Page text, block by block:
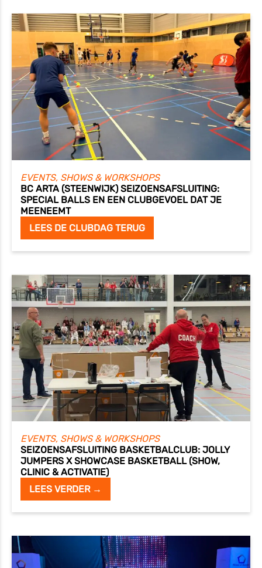
EVENTS, SHOWS & WORKSHOPS
BC ARTA (STEENWIJK) SEIZOENSAFSLUITING:
SPECIAL BALLS EN EEN CLUBGEVOEL DAT JE
MEENEEMT
LEES DE CLUBDAG TERUG
EVENTS, SHOWS & WORKSHOPS
SEIZOENSAFSLUITING BASKETBALCLUB: JOLLY
JUMPERS X SHOWCASE BASKETBALL (SHOW,
CLINIC & ACTIVATIE)
LEES VERDER →